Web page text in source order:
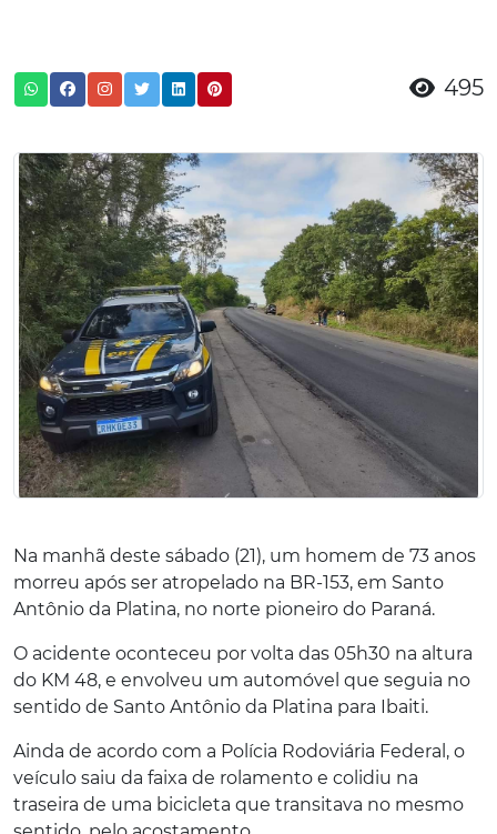
495
Na manhã deste sábado (21), um homem de 73 anos
morreu após ser atropelado na BR-153, em Santo
Antônio da Platina, no norte pioneiro do Paraná.
O acidente oconteceu por volta das 05h30 na altura
do KM 48, e envolveu um automóvel que seguia no
sentido de Santo Antônio da Platina para Ibaiti.
Ainda de acordo com a Polícia Rodoviária Federal, o
veículo saiu da faixa de rolamento e colidiu na
traseira de uma bicicleta que transitava no mesmo